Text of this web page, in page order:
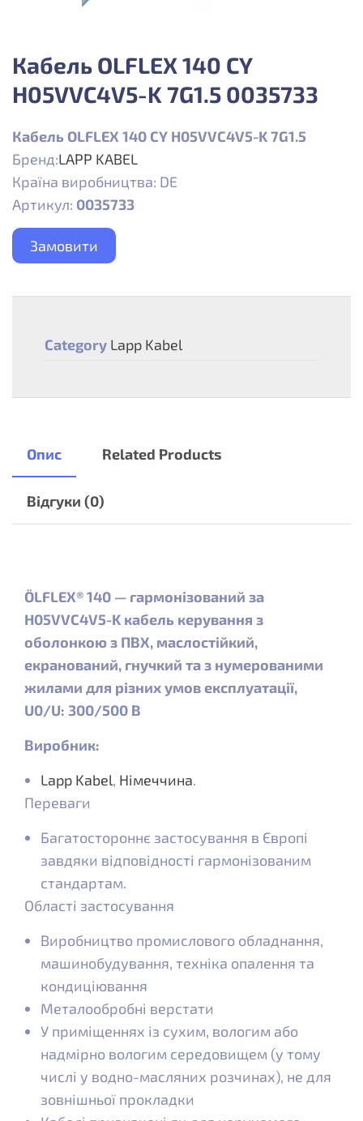
Кабель OLFLEX 140 CY
H05VVC4V5-K 7G1.5 0035733
Кабель OLFLEX 140 CY H05VVC4V5-K 7G1.5
Бренд:LAPP KABEL
Країна виробництва: DE
Артикул: 0035733
Замовити
Category Lapp Kabel
Опис Related Products
Відгуки (0)
ÖLFLEX® 140 — гармонізований за
H05VVC4V5-K кабель керування з
оболонкою з ПВХ, маслостійкий,
екранований, гнучкий та з нумерованими
жилами для різних умов експлуатації,
U0/U: 300/500 В
Виробник:
Lapp Kabel, Німеччина.
Переваги
Багатостороннє застосування в Європі
завдяки відповідності гармонізованим
стандартам.
Області застосування
Виробництво промислового обладнання,
машинобудування, техніка опалення та
кондиціювання
Металообробні верстати
У приміщеннях із сухим, вологим або
надмірно вологим середовищем (у тому
числі у водно-масляних розчинах), не для
зовнішньої прокладки